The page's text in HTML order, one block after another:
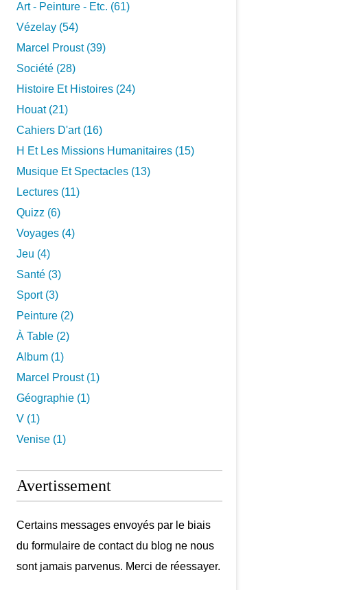
Art - Peinture - Etc. (61)
Vézelay (54)
Marcel Proust (39)
Société (28)
Histoire Et Histoires (24)
Houat (21)
Cahiers D'art (16)
H Et Les Missions Humanitaires (15)
Musique Et Spectacles (13)
Lectures (11)
Quizz (6)
Voyages (4)
Jeu (4)
Santé (3)
Sport (3)
Peinture (2)
À Table (2)
Album (1)
Marcel Proust (1)
Géographie (1)
V (1)
Venise (1)
Avertissement
Certains messages envoyés par le biais
du formulaire de contact du blog ne nous
sont jamais parvenus. Merci de réessayer.